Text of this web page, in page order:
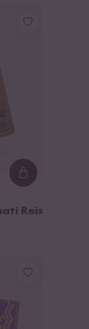
Loading...
Reis